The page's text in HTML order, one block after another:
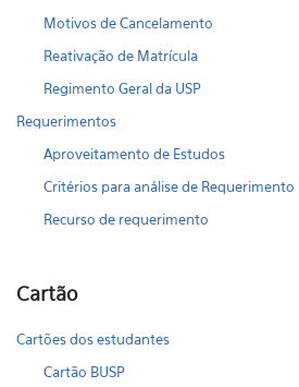
Motivos de Cancelamento
Reativação de Matrícula
Regimento Geral da USP
Requerimentos
Aproveitamento de Estudos
Critérios para análise de Requerimento
Recurso de requerimento
Cartão
Cartões dos estudantes
Cartão BUSP